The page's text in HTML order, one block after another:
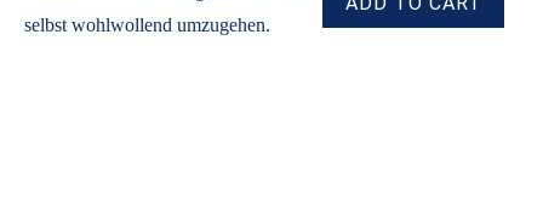
selbst wohlwollend umzugehen.